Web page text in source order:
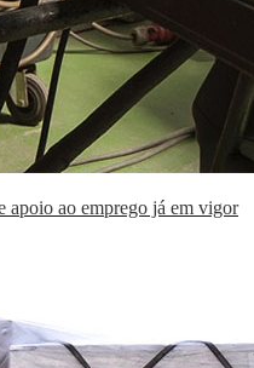
apoio ao emprego já em vigor